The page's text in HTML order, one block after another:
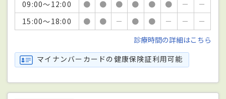
09:00～12:00 ● ● ● ● ● ● －
－
15:00～18:00
● ● － ● ● － －
－
診療時間の詳細はこちら
マイナンバーカードの健康保険証利用可能